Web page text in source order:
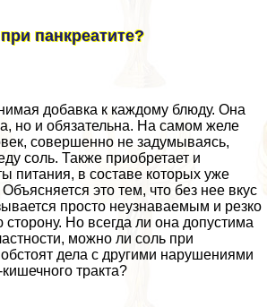
панкреатите?
добавка к каждому блюду. Она
но и обязательна. На самом желе
совершенно не задумываясь,
соль. Также приобретает и
питания, в составе которых уже
Объясняется это тем, что без нее вкус
просто неузнаваемым и резко
Но всегда ли она допустима
можно ли соль при
обстоят дела с другими нарушениями
тpaкта?